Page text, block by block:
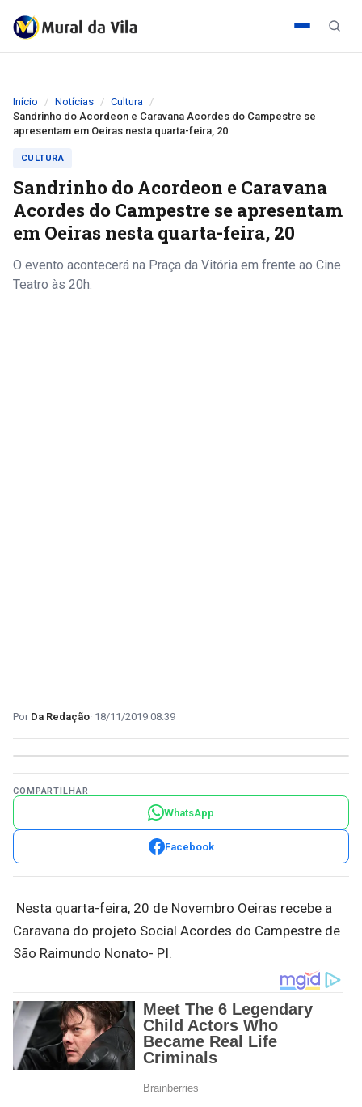
Início Notícias
Cultura
Sandrinho do Acordeon e Caravana Acordes do Campestre se
apresentam em Oeiras nesta quarta-feira, 20
CULTURA
Sandrinho do Acordeon e Caravana
Acordes do Campestre se apresentam
em Oeiras nesta quarta-feira, 20
O evento acontecerá na Praça da Vitória em frente ao Cine
Teatro às 20h.
Da Redação 18/11/2019 08:39
COMPARTILHAR
WhatsApp
Facebook
Nesta quarta-feira, 20 de Novembro Oeiras recebe a
Caravana do projeto Social Acordes do Campestre de
São Raimundo Nonato- PI.